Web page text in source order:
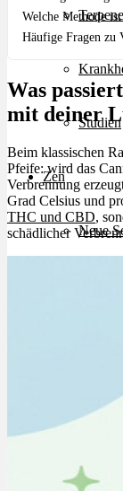
Studien
Zen
Neue
Welche Methode
Häufige Fragen zu
Was
mit deiner
Beim klassischen
Pfeife: wird das
Verbrennung
Grad Celsius und
THC und CBD,
schädlicher